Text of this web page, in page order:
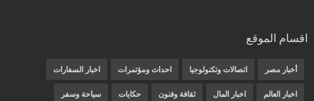
اقسام الموقع
أخبار مصر اتصالات وتكنولوجيا احداث ومؤتمرات اخبار السفارات
اخبار العالم اخبار المال ثقافة وفنون حكايات سياحة وسفر